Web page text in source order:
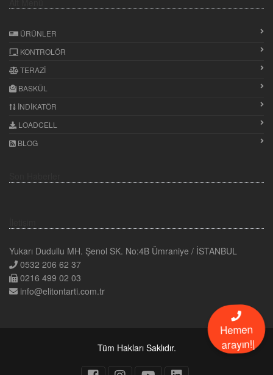
Hemen
arayın!
ÜRÜNLER
KONTROLÖR
TERAZI
BASKÜL
İNDIKATÖR
LOADCELL
BLOG
Yukarı Dudullu MH. Şenol SK. No:4B Ümraniye / İSTANBUL
0532 206 62 37
0216 499 02 03
info@elitontarti.com.tr
Tüm Hakları Saklıdır.